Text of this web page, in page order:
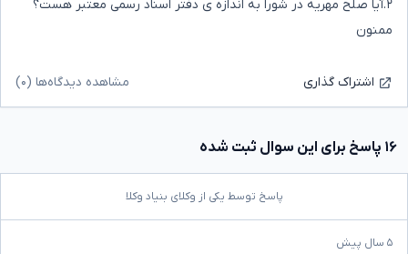
۲.آیا صلح مهریه در شورا به اندازه ی دفتر اسناد رسمی معتبر هست؟
ممنون
اشتراک گذاری مشاهده دیدگاه‌ها (۰)
۱۶ پاسخ برای این سوال ثبت شده
پاسخ توسط یکی از وکلای بنیاد وکلا
۵ سال پیش